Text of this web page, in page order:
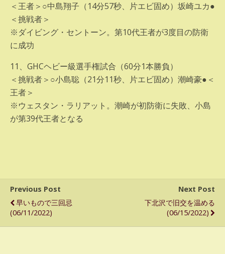
＜王者＞○中島翔子（14分57秒、片エビ固め）坂崎ユカ●
＜挑戦者＞
※ダイビング・セントーン。第10代王者が3度目の防衛
に成功
11、GHCヘビー級選手権試合（60分1本勝負）
＜挑戦者＞○小島聡（21分11秒、片エビ固め）潮崎豪●＜
王者＞
※ウェスタン・ラリアット。潮崎が初防衛に失敗、小島
が第39代王者となる
Previous Post
早いもので三回忌
(06/11/2022)
Next Post
下北沢で旧交を温める
(06/15/2022)